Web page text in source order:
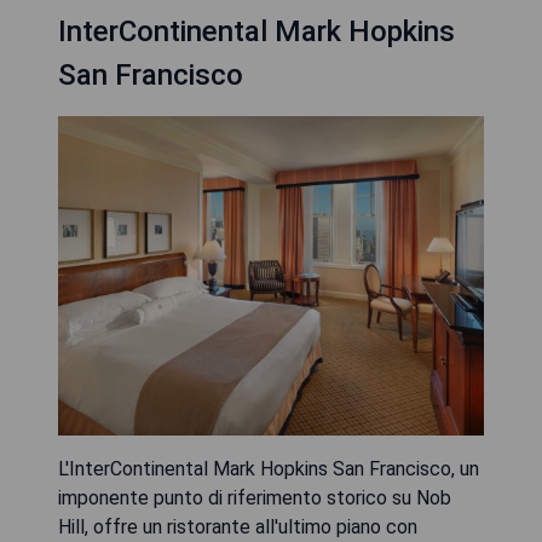
InterContinental Mark Hopkins
San Francisco
L'InterContinental Mark Hopkins San Francisco, un
imponente punto di riferimento storico su Nob
Hill, offre un ristorante all'ultimo piano con